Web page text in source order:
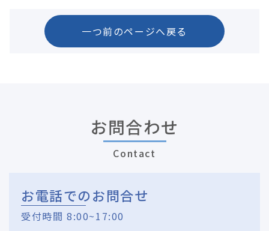
一つ前のページへ戻る
お問合わせ
Contact
お電話でのお問合せ
受付時間 8:00~17:00